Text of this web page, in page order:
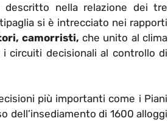
nella relazione dei tre
si è intrecciato nei rapporti
camorristi, che unito al clima
circuiti decisionali al controllo di
più importanti come i Piani
dell’insediamento di 1600 alloggi